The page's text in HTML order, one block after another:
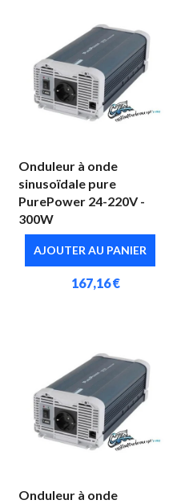
Onduleur à onde
sinusoïdale pure
PurePower 24-220V -
300W
AJOUTER AU PANIER
167,16 €
Onduleur à onde